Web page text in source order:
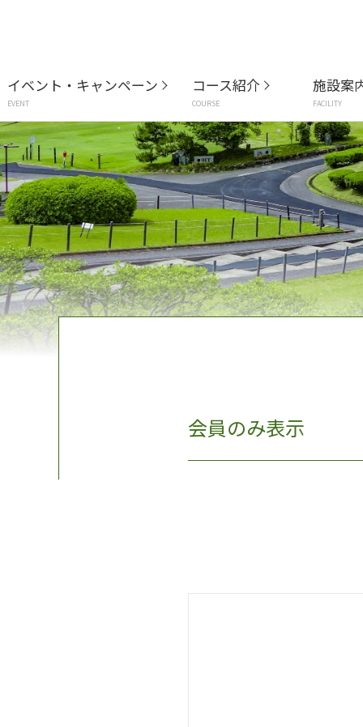
イベント・キャンペーン
EVENT
コース紹介
COURSE
施設案
FACILITY
会員のみ表示